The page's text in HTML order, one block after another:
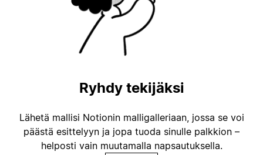
Ryhdy tekijäksi
Lähetä mallisi Notionin malligalleriaan, jossa se voi
päästä esittelyyn ja jopa tuoda sinulle palkkion –
helposti vain muutamalla napsautuksella.